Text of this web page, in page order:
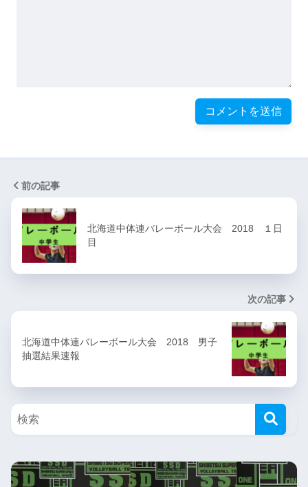
前の記事
北海道中体連バレーボール大会 2018 １日
目
次の記事
北海道中体連バレーボール大会 2018 男子
抽選結果速報